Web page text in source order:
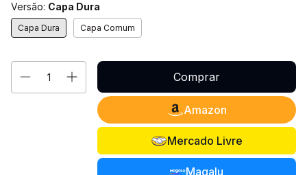
Versão: Capa Dura
Capa Dura Capa Comum
Amazon
Mercado Livre
Magalu